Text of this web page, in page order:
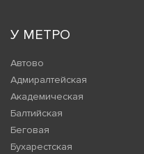
У МЕТРО
Автово
Адмиралтейская
Академическая
Балтийская
Беговая
Бухарестская